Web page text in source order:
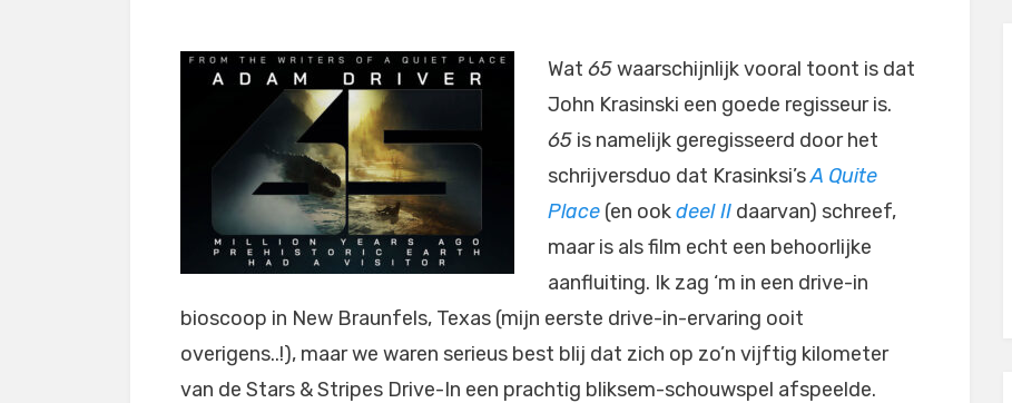
Wat 65waarschijnlijk vooral toont is dat
John Krasinski een goede regisseur is.
65 is namelijk geregisseerd door het
schrijversduo dat Krasinksi’sA Quite
Place (en ookdeel II daarvan) schreef,
maar is als film echt een behoorlijke
aanfluiting. Ik zag ‘m in een drive-in
bioscoop in New Braunfels, Texas (mijn eerste drive-in-ervaring ooit
overigens..!), maar we waren serieus best blij dat zich op zo’n vijftig kilometer
van de Stars & Stripes Drive-In een prachtig bliksem-schouwspel afspeelde.